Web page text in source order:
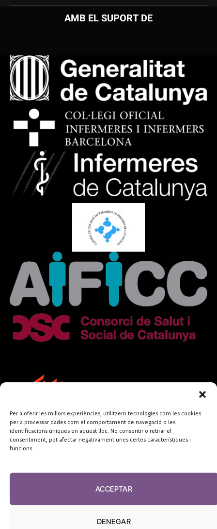
Per a oferir les millors experiències, utilitzem tecnologies com les cookies
per a processar dades com el comportament de navegació o les
identificacions úniques en aquest lloc. No consentir o retirar el
consentiment, pot afectar negativament unes certes característiques i
funcions.
ACCEPTAR
DENEGAR
AMB EL SUPORT DE
FUNDACIÓ